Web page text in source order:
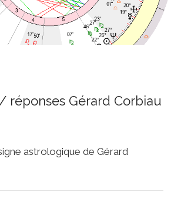
réponses Gérard Corbiau
astrologique de Gérard